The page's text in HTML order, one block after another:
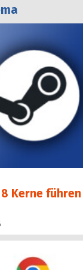
8 Kerne